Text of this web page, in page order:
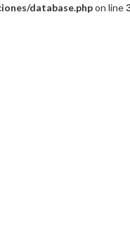
database.phpon line